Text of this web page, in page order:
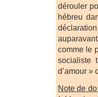
dérouler
hébreu
comme le
socialiste
d’amour »
Note de do